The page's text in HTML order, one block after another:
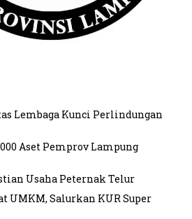
Lembaga Kunci Perlindungan
Aset Pemprov Lampung
Usaha Peternak Telur
UMKM, Salurkan KUR Super